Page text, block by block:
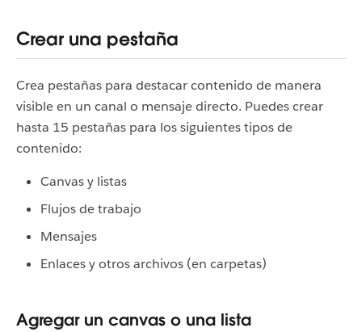
Crear una pestaña
Crea pestañas para destacar contenido de manera
visible en un canal o mensaje directo. Puedes crear
hasta 15 pestañas para los siguientes tipos de
contenido:
Canvas y listas
Flujos de trabajo
Mensajes
Enlaces y otros archivos (en carpetas)
Agregar un canvas o una lista